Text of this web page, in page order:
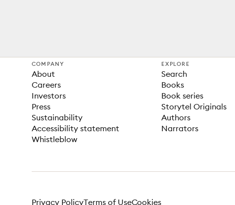
COMPANY
About
Careers
Investors
Press
Sustainability
Accessibility statement
Whistleblow
EXPLORE
Search
Books
Book series
Storytel Originals
Authors
Narrators
Privacy PolicyTerms of UseCookies